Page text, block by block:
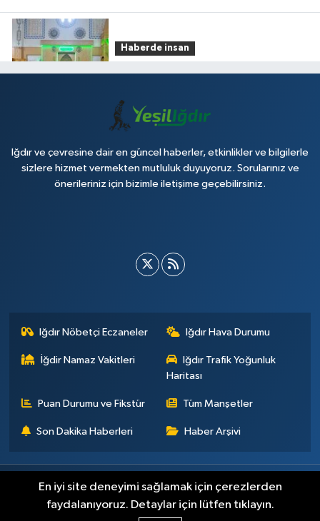
Haberde insan
Genel
13:58Alican Köyünde Su Kesintisi
Iğdır ve çevresine dair en güncel haberler, etkinlikler ve bilgilerle
sizlere hizmet vermekten mutluluk duyuyoruz. Sorularınız ve
önerileriniz için bizimle iletişime geçebilirsiniz.
Iğdır Nöbetçi Eczaneler Iğdır Hava Durumu
İğdir Namaz Vakitleri
Iğdır Trafik Yoğunluk
Haritası
Puan Durumu ve Fikstür Tüm Manşetler
Son Dakika Haberleri Haber Arşivi
Künye İletişim Çerez Politikası Gizlilik ilkeleri
En iyi site deneyimi sağlamak için çerezlerden
faydalanıyoruz. Detaylar için lütfen tıklayın.